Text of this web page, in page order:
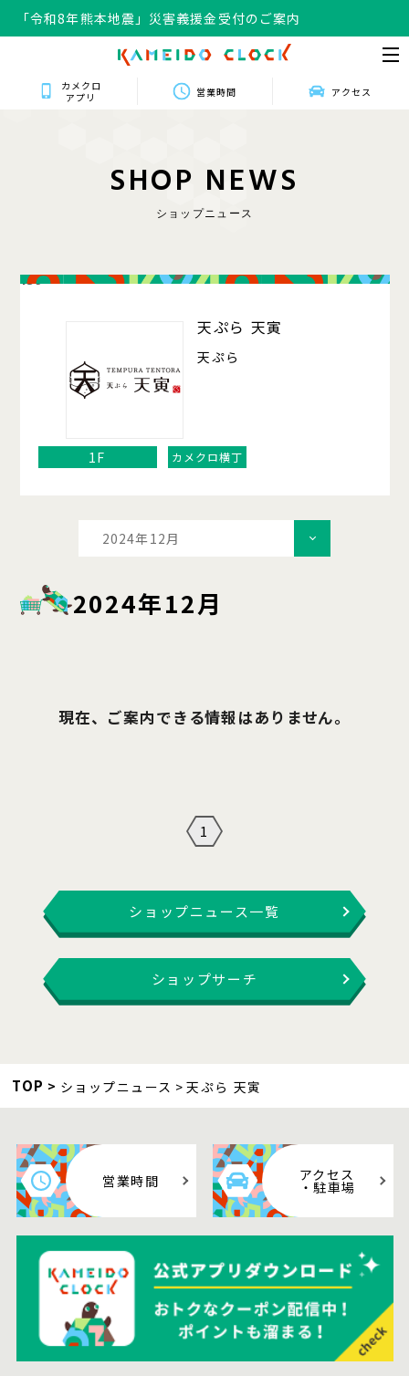
「令和8年熊本地震」災害義援金受付のご案内
カメクロ
アプリ
営業時間 アクセス
SHOP NEWS
ショップニュース
139
天ぷら 天寅
天ぷら
1F カメクロ横丁
2024年12月
2024年12月
現在、ご案内できる情報はありません。
1
ショップニュース一覧
ショップサーチ
TOP ショップニュース 天ぷら 天寅
営業時間 アクセス
・駐車場